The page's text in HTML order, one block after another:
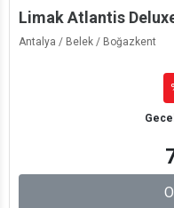
Limak Atlantis
Antalya / Belek / Boğazkent